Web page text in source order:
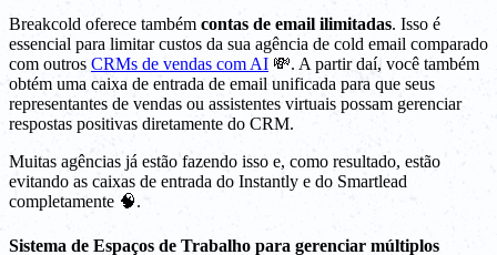
Breakcold oferece também contas de email ilimitadas. Isso é
essencial para limitar custos da sua agência de cold email comparado
com outros CRMs de vendas com AI 💸. A partir daí, você também
obtém uma caixa de entrada de email unificada para que seus
representantes de vendas ou assistentes virtuais possam gerenciar
respostas positivas diretamente do CRM.
Muitas agências já estão fazendo isso e, como resultado, estão
evitando as caixas de entrada do Instantly e do Smartlead
completamente 🧠.
Sistema de Espaços de Trabalho para gerenciar múltiplos